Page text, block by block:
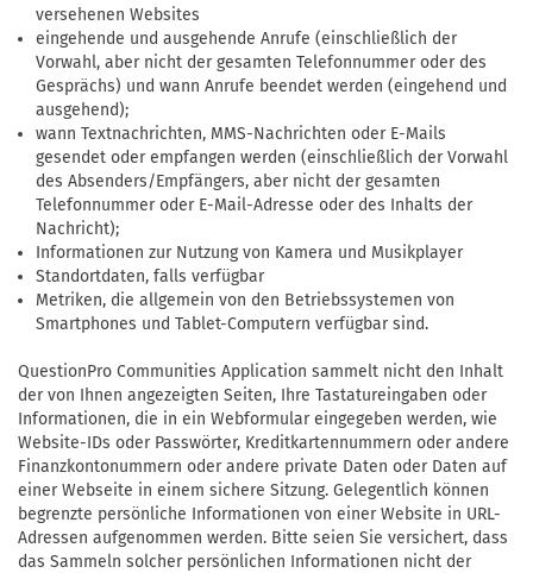
versehenen Websites
eingehende und ausgehende Anrufe (einschließlich der
Vorwahl, aber nicht der gesamten Telefonnummer oder des
Gesprächs) und wann Anrufe beendet werden (eingehend und
ausgehend);
wann Textnachrichten, MMS-Nachrichten oder E-Mails
gesendet oder empfangen werden (einschließlich der Vorwahl
des Absenders/Empfängers, aber nicht der gesamten
Telefonnummer oder E-Mail-Adresse oder des Inhalts der
Nachricht);
Informationen zur Nutzung von Kamera und Musikplayer
Standortdaten, falls verfügbar
Metriken, die allgemein von den Betriebssystemen von
Smartphones und Tablet-Computern verfügbar sind.
QuestionPro Communities Application sammelt nicht den Inhalt
der von Ihnen angezeigten Seiten, Ihre Tastatureingaben oder
Informationen, die in ein Webformular eingegeben werden, wie
Website-IDs oder Passwörter, Kreditkartennummern oder andere
Finanzkontonummern oder andere private Daten oder Daten auf
einer Webseite in einem sichere Sitzung. Gelegentlich können
begrenzte persönliche Informationen von einer Website in URL-
Adressen aufgenommen werden. Bitte seien Sie versichert, dass
das Sammeln solcher persönlichen Informationen nicht der